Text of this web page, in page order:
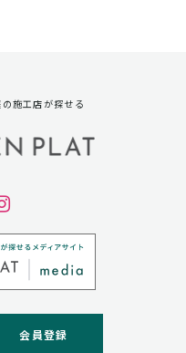
を除いて、お客様の個
託
良いサービスを提供す
しており、業務委託先
目的の通知、開示、訂
施工店が探せる
会員登録